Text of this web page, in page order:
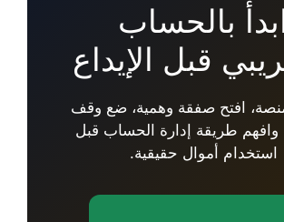
بالحساب
قبل الإيداع
افتح صفقة وهمية، ضع وقف
وافهم طريقة إدارة الحساب قبل
استخدام أموال حقيقية.